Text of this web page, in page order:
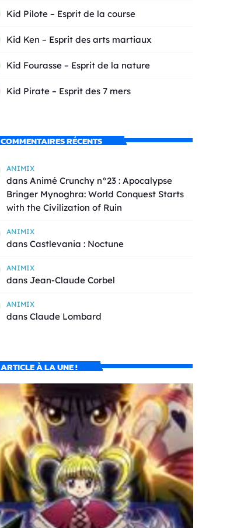
Kid Pilote – Esprit de la course
Kid Ken – Esprit des arts martiaux
Kid Fourasse – Esprit de la nature
Kid Pirate – Esprit des 7 mers
COMMENTAIRES RÉCENTS
ANIMIX
dans Animé Crunchy n°23 : Apocalypse
Bringer Mynoghra: World Conquest Starts
with the Civilization of Ruin
ANIMIX
dans Castlevania : Noctune
ANIMIX
dans Jean-Claude Corbel
ANIMIX
dans Claude Lombard
ARTICLE À LA UNE !